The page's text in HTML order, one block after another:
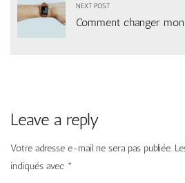
NEXT POST
Comment changer
Leave a reply
Votre adresse e-mail ne sera pas publiée.
indiqués avec *